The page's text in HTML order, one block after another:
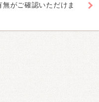
がご確認いただけま